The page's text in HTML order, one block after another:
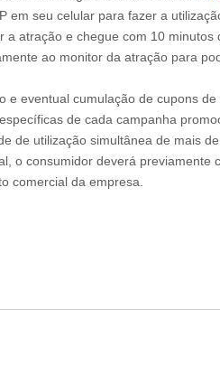
em seu celular para fazer a
a atração e chegue com 10 minutos
ao monitor da atração para
e eventual cumulação de cupons
de cada campanha
de utilização simultânea de mais
o consumidor deverá previamente
comercial da empresa.